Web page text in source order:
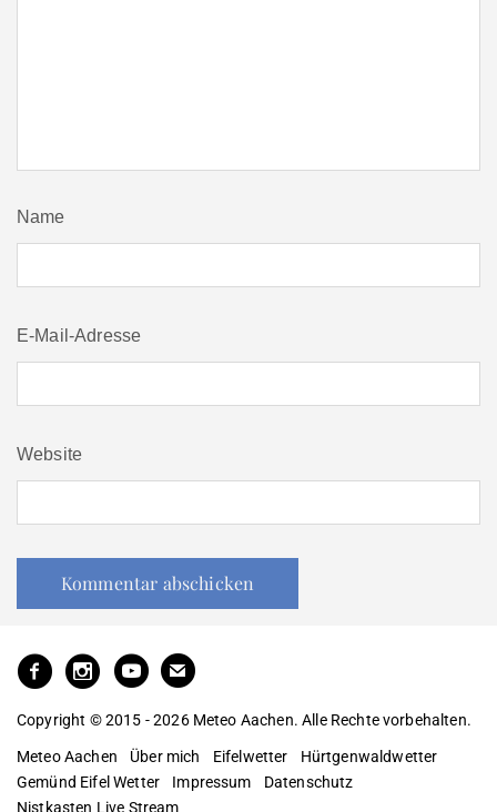
Name
E-Mail-Adresse
Website
Copyright © 2015 - 2026 Meteo Aachen. Alle Rechte vorbehalten.
Meteo Aachen Über mich Eifelwetter
Hürtgenwaldwetter
Gemünd Eifel Wetter
Impressum
Datenschutz
Nistkasten Live Stream